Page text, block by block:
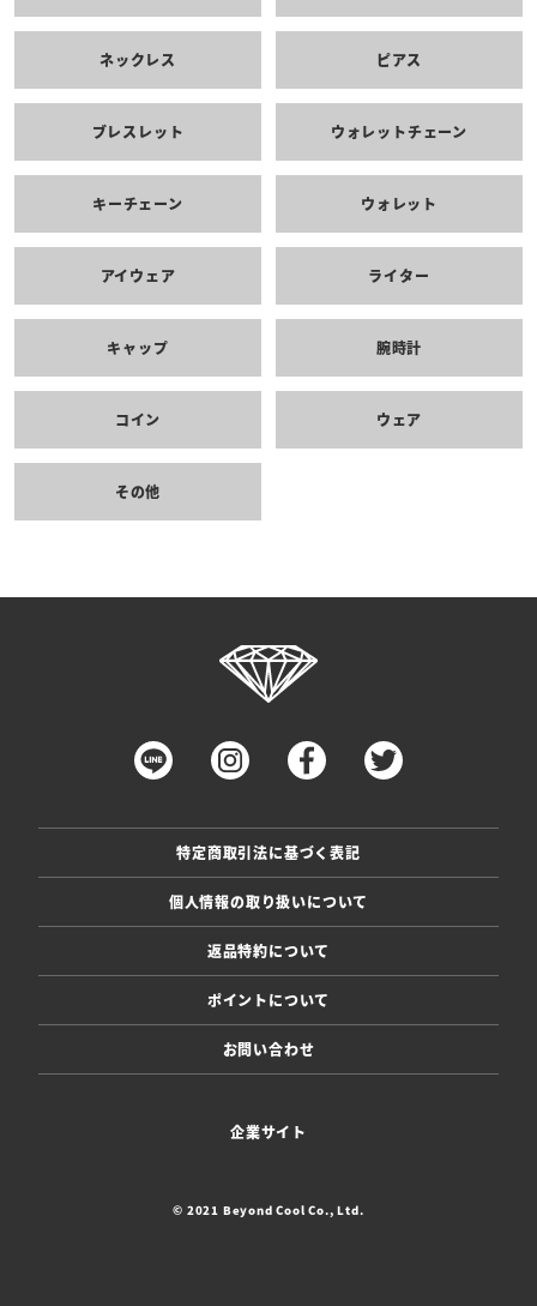
ネックレス ピアス
ブレスレット ウォレットチェーン
キーチェーン ウォレット
アイウェア ライター
キャップ 腕時計
コイン ウェア
その他
特定商取引法に基づく表記
個人情報の取り扱いについて
返品特約について
ポイントについて
お問い合わせ
企業サイト
© 2021 Beyond Cool Co., Ltd.